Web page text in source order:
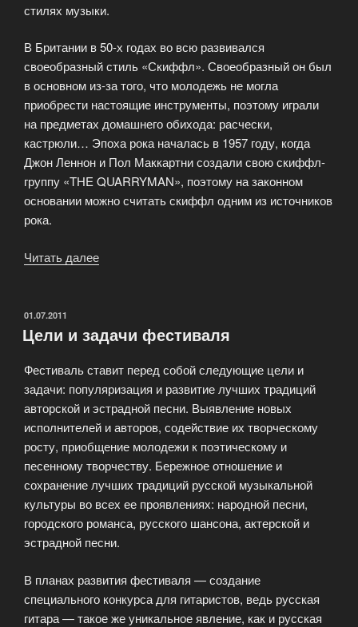
стилях музыки.
В Британии в 50-х годах во всю развивался
своеобразный стиль «Скиффл». Своеобразный он был
в основном из-за того, что молодежь не могла
приобрести настоящие инструменты, поэтому играли
на предметах домашнего обихода: расчески,
кастрюли… Эпоха рока началась в 1957 году, когда
Джон Леннон и Пол Маккартни создали свою скиффл-
группу «THE QUARRYMAN», поэтому на законном
основании можно считать скиффл одним из источников
рока.
Читать далее
существовать
Британии»
ОПУБЛИКОВАНО
01.07.2011
Цели и задачи фестиваля
Фестиваль ставит перед собой следующие цели и
задачи: популяризация и развитие лучших традиций
авторской и эстрадной песни. Выявление новых
исполнителей и авторов, содействие их творческому
росту, приобщение молодежи к поэтическому и
песенному творчеству. Бережное отношение и
сохранение лучших традиций русской музыкальной
культуры во всех ее проявлениях: народной песни,
городского романса, русского шансона, актерской и
эстрадной песни.
В планах развития фестиваля — создание
специального конкурса для гитаристов, ведь русская
гитара — такое же уникальное явление, как и русская